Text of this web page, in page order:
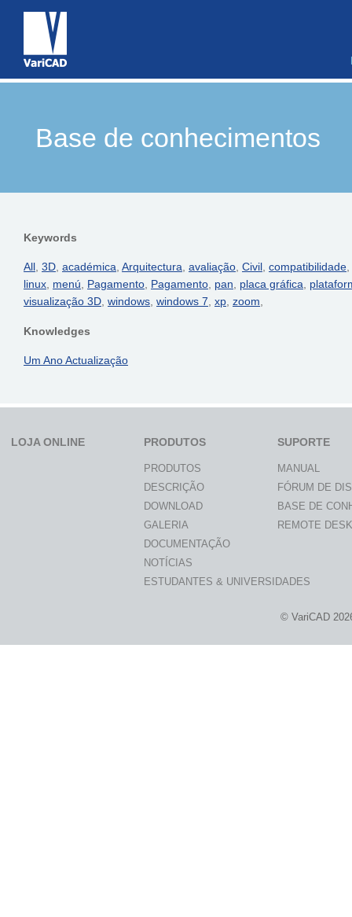
Base de conhecimentos
Keywords
All, 3D, académica, Arquitectura, avaliação, Civil, compatibilidade,
linux, menú, Pagamento, Pagamento, pan, placa gráfica,
visualização 3D, windows, windows 7, xp, zoom,
Knowledges
Um Ano Actualização
LOJA ONLINE PRODUTOS
PRODUTOS
DESCRIÇÃO
DOWNLOAD
GALERIA
DOCUMENTAÇÃO
NOTÍCIAS
ESTUDANTES & UNIVERSIDADES
SUPORTE
MANUAL
FÓRUM DE
BASE DE
REMOTE
© VariCAD